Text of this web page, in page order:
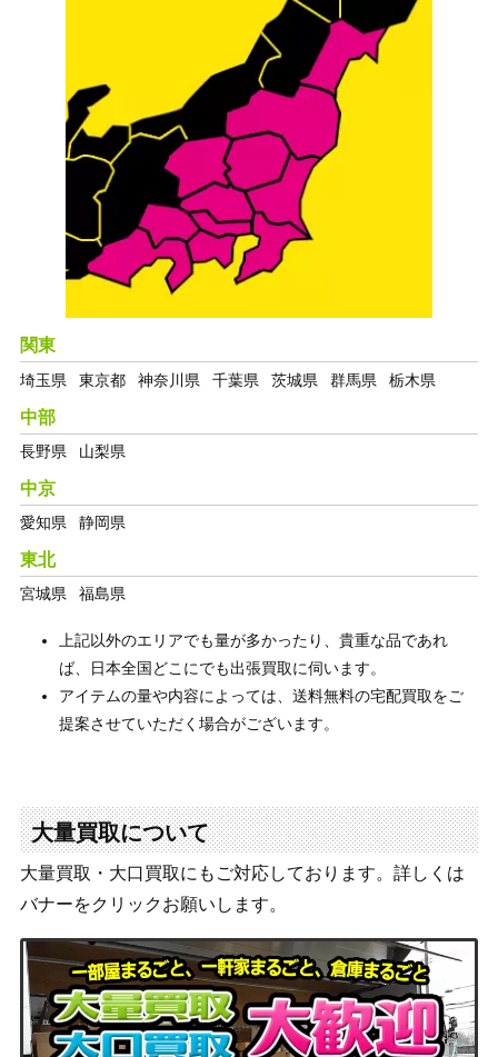
関東
埼玉県 東京都 神奈川県 千葉県 茨城県 群馬県 栃木県
中部
長野県 山梨県
中京
愛知県 静岡県
東北
宮城県 福島県
上記以外のエリアでも量が多かったり、貴重な品であれ
ば、日本全国どこにでも出張買取に伺います。
アイテムの量や内容によっては、送料無料の宅配買取をご
提案させていただく場合がございます。
大量買取について
大量買取・大口買取にもご対応しております。詳しくは
バナーをクリックお願いします。